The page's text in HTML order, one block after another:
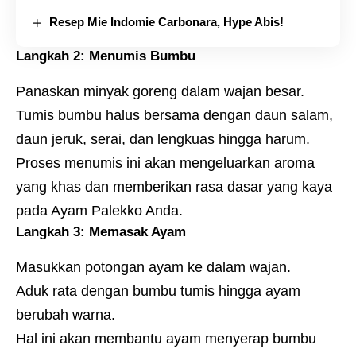
Resep Mie Indomie Carbonara, Hype Abis!
Langkah 2: Menumis Bumbu
Panaskan minyak goreng dalam wajan besar.
Tumis bumbu halus bersama dengan daun salam,
daun jeruk, serai, dan lengkuas hingga harum.
Proses menumis ini akan mengeluarkan aroma
yang khas dan memberikan rasa dasar yang kaya
pada Ayam Palekko Anda.
Langkah 3: Memasak Ayam
Masukkan potongan ayam ke dalam wajan.
Aduk rata dengan bumbu tumis hingga ayam
berubah warna.
Hal ini akan membantu ayam menyerap bumbu